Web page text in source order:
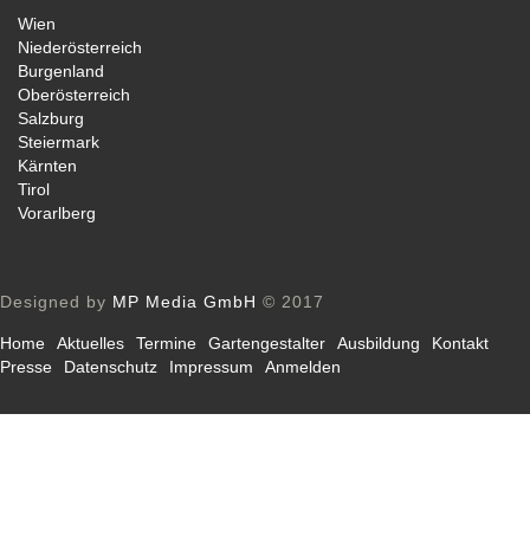
Wien
Niederösterreich
Burgenland
Oberösterreich
Salzburg
Steiermark
Kärnten
Tirol
Vorarlberg
Designed by MP Media GmbH © 2017
Home Aktuelles Termine Gartengestalter Ausbildung
Kontakt
Presse
Datenschutz Impressum Anmelden